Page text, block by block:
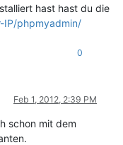
hast hast du die
IP/phpmyadmin/
0
Feb 1, 2012, 2:39 PM
schon mit dem